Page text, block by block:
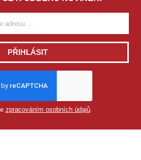
PŘIHLÁSIT
zpracováním osobních údajů.